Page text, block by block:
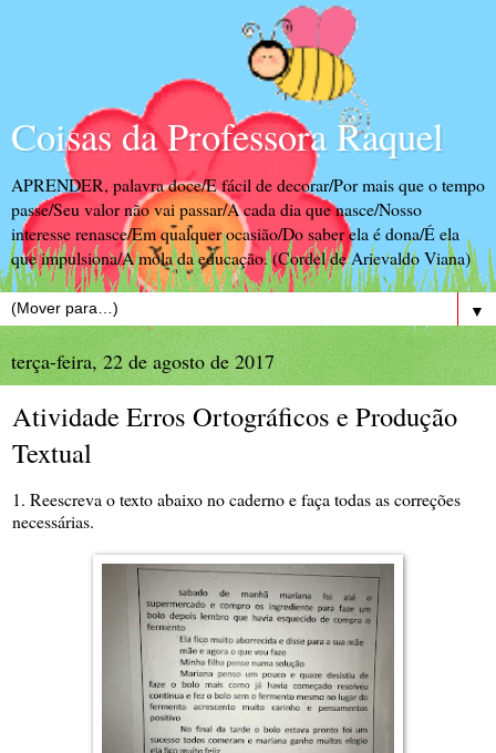
Coisas da Professora Raquel
APRENDER, palavra doce/E fácil de decorar/Por mais que o tempo
passe/Seu valor não vai passar/A cada dia que nasce/Nosso
interesse renasce/Em qualquer ocasião/Do saber ela é dona/É ela
que impulsiona/A mola da educação. (Cordel de Arievaldo Viana)
▼
terça-feira, 22 de agosto de 2017
Atividade Erros Ortográficos e Produção
Textual
1. Reescreva o texto abaixo no caderno e faça todas as correções
necessárias.